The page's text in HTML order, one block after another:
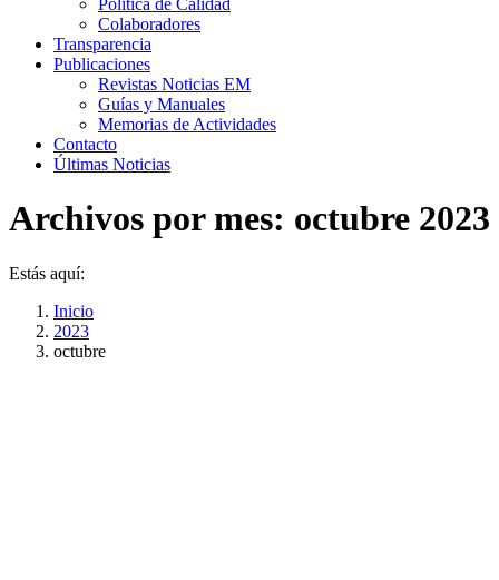
Política de Calidad
Colaboradores
Transparencia
Publicaciones
Revistas Noticias EM
Guías y Manuales
Memorias de Actividades
Contacto
Últimas Noticias
Archivos por mes: octubre 2023
Estás aquí:
Inicio
2023
octubre